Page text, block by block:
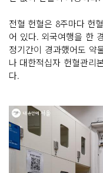
전혈 헌혈은 8주마다 헌
어 있다. 외국여행을 한
정기간이 경과했어도 약
나 대한적십자 헌혈관리
다.